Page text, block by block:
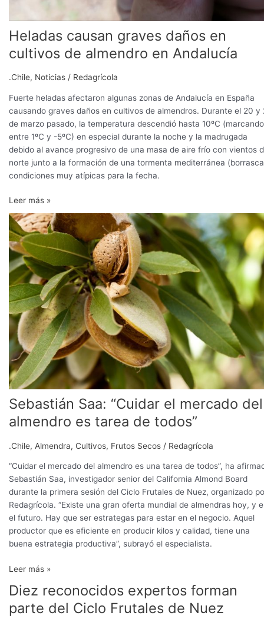
Heladas causan graves daños en
cultivos de almendro en Andalucía
.Chile, Noticias / Redagrícola
Fuerte heladas afectaron algunas zonas de Andalucía en España
causando graves daños en cultivos de almendros. Durante el 20 y
de marzo pasado, la temperatura descendió hasta 10ºC (marcando
entre 1ºC y -5ºC) en especial durante la noche y la madrugada
debido al avance progresivo de una masa de aire frío con vientos
norte junto a la formación de una tormenta mediterránea
condiciones muy atípicas para la fecha.
Leer más »
Sebastián Saa: “Cuidar el mercado del
almendro es tarea de todos”
.Chile, Almendra, Cultivos, Frutos Secos / Redagrícola
“Cuidar el mercado del almendro es una tarea de todos”, ha
Sebastián Saa, investigador senior del California Almond Board
durante la primera sesión del Ciclo Frutales de Nuez, organizado
Redagrícola. “Existe una gran oferta mundial de almendras hoy, y
el futuro. Hay que ser estrategas para estar en el negocio. Aquel
productor que es eficiente en producir kilos y calidad, tiene una
buena estrategia productiva”, subrayó el especialista.
Sebastián
Saa:
“Cuidar
el
mercado
del
almendro
es
tarea
de
todos”
Leer más »
Diez reconocidos expertos forman
parte del Ciclo Frutales de Nuez
Diez
expertos